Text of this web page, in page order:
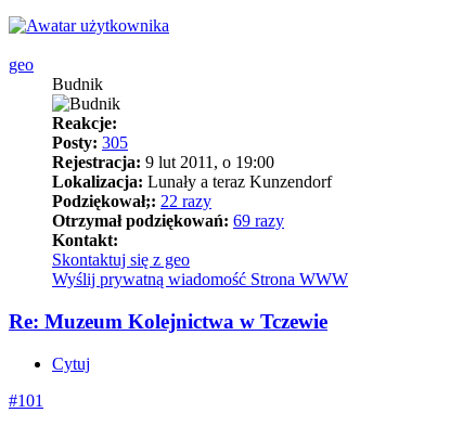
geo
Budnik
Reakcje:
Posty: 305
Rejestracja: 9 lut 2011, o 19:00
Lokalizacja: Lunały a teraz Kunzendorf
Podziękował;: 22 razy
Otrzymał podziękowań: 69 razy
Kontakt:
Skontaktuj się z geo
Wyślij prywatną wiadomość Strona WWW
Re: Muzeum Kolejnictwa w Tczewie
Cytuj
#101